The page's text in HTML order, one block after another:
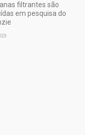
filtrantes são
em pesquisa do